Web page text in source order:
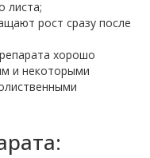
листа;
рост сразу после
хорошо
и некоторыми